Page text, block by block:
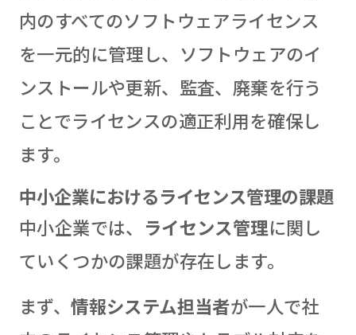
内のすべてのソフトウェアライセンス
を一元的に管理し、ソフトウェアのイ
ンストールや更新、監査、廃棄を行う
ことでライセンスの適正利用を確保し
ます。
中小企業におけるライセンス管理の課題
中小企業では、 ライセンス管理に関し
ていくつかの課題が存在します。
まず、情報システム担当者が一人で社